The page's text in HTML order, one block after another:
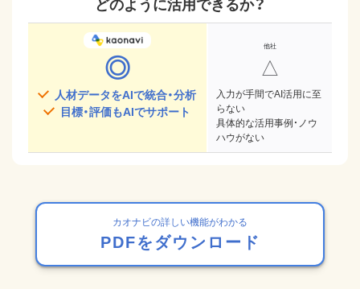
◎
人材データをAIで統合・分析
目標・評価もAIでサポート
△
入力が手間でAI活用に至
らない
具体的な活用事例・ノウ
ハウがない
カオナビの詳しい機能がわかる
PDFをダウンロード